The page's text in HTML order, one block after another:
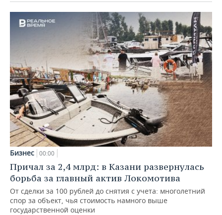
Бизнес 00:00
Причал за 2,4 млрд: в Казани развернулась
борьба за главный актив Локомотива
От сделки за 100 рублей до снятия с учета: многолетний
спор за объект, чья стоимость намного выше
государственной оценки